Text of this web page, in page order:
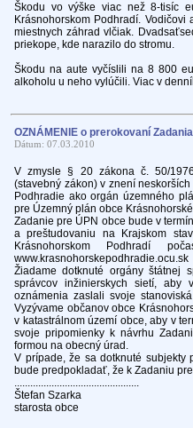
Škodu vo výške viac než 8-tisíc
Krásnohorskom Podhradí.
miestnych záhrad vlčiak.
priekope, kde narazilo do stromu.
Škodu na aute vyčíslili na 8 800
alkoholu u neho vylúčili. Viac v
OZNÁMENIE o prerokovaní
Dátum: 07.03.2010
V zmysle § 20 zákona č. 50/
(stavebný zákon) v znení
Podhradie ako orgán územného
pre Územný plán obce
Zadanie pre ÚPN obce bude v
a preštudovaniu na Krajskom
Krásnohorskom Podhradí
www.krasnohorskepodhradie.ocu.sk
Žiadame dotknuté orgány štátnej
správcov inžinierskych sietí,
oznámenia zaslali svoje
Vyzývame občanov obce
v katastrálnom území obce, aby v
svoje pripomienky k návrhu
formou na obecný úrad.
V prípade, že sa dotknuté subjekty
bude predpokladať, že k Zadaniu
...............................................
Štefan Szarka
starosta obce